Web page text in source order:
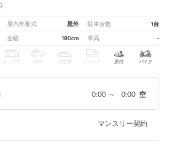
屋内外形式 屋外 駐車台数 1台
全幅 180cm 車高 -
ボックス SUV 大型車 トラック 原付 バイク
0:00 ～ 0:00 空
マンスリー契約